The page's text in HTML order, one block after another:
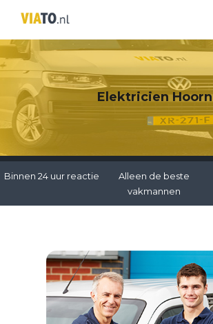
Elektricien Hoorn
Binnen 24 uur reactie
Alleen de beste
vakmannen